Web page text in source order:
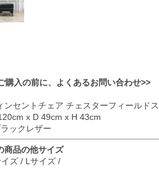
購入の前に、よくあるお問い合わせ>>
ンセントチェア チェスターフィールド
x D 49cm x H 43cm
ックレザー
商品の他サイズ
ズ / Lサイズ /